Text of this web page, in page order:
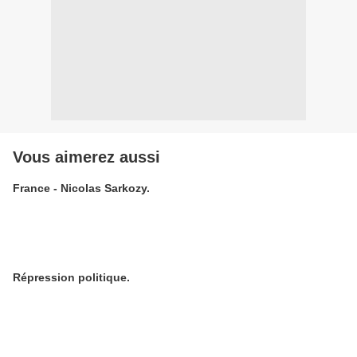
Vous aimerez aussi
France - Nicolas Sarkozy.
Répression politique.